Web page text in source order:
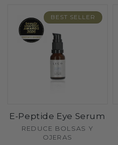
BEST SELLER
E-Peptide Eye Serum
Fornecedor:
REDUCE BOLSAS Y
OJERAS